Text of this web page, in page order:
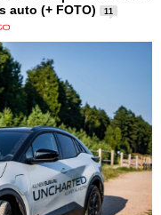
auto (+ FOTO)
11